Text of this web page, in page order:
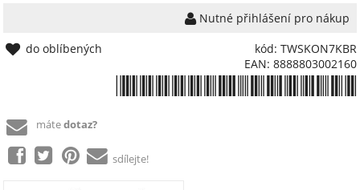
Nutné přihlášení pro nákup
kód: TWSKON7KBR
EAN: 8888803002160
do oblíbených
mátedotaz?
sdílejte!